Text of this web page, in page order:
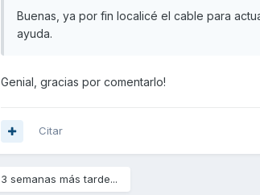
Buenas, ya por fin localicé el cable para
ayuda.
Genial, gracias por comentarlo!
Citar
3 semanas más tarde...